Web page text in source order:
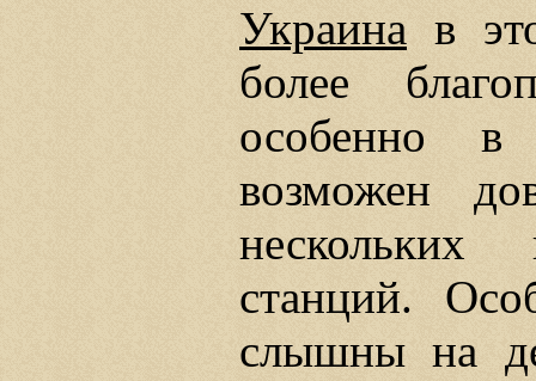
Украина в
более
особенно в
возможен
станций.
слышны на